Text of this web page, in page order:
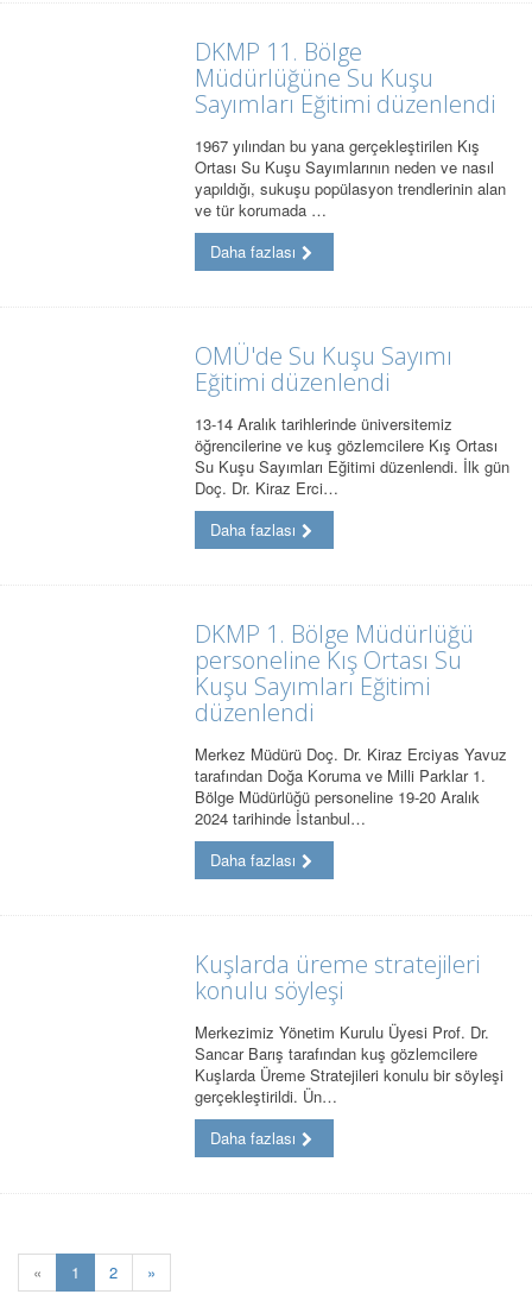
DKMP 11. Bölge
Müdürlüğüne Su Kuşu
Sayımları Eğitimi düzenlendi
1967 yılından bu yana gerçekleştirilen Kış
Ortası Su Kuşu Sayımlarının neden ve nasıl
yapıldığı, sukuşu popülasyon trendlerinin alan
ve tür korumada …
Daha fazlası
OMÜ'de Su Kuşu Sayımı
Eğitimi düzenlendi
13-14 Aralık tarihlerinde üniversitemiz
öğrencilerine ve kuş gözlemcilere Kış Ortası
Su Kuşu Sayımları Eğitimi düzenlendi. İlk gün
Doç. Dr. Kiraz Erci…
Daha fazlası
DKMP 1. Bölge Müdürlüğü
personeline Kış Ortası Su
Kuşu Sayımları Eğitimi
düzenlendi
Merkez Müdürü Doç. Dr. Kiraz Erciyas Yavuz
tarafından Doğa Koruma ve Milli Parklar 1.
Bölge Müdürlüğü personeline 19-20 Aralık
2024 tarihinde İstanbul…
Daha fazlası
Kuşlarda üreme stratejileri
konulu söyleşi
Merkezimiz Yönetim Kurulu Üyesi Prof. Dr.
Sancar Barış tarafından kuş gözlemcilere
Kuşlarda Üreme Stratejileri konulu bir söyleşi
gerçekleştirildi. Ün…
Daha fazlası
« 1 (current)
2 »